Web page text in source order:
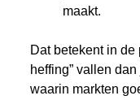
maakt.
Dat betekent in de
heffing” vallen
waarin markten